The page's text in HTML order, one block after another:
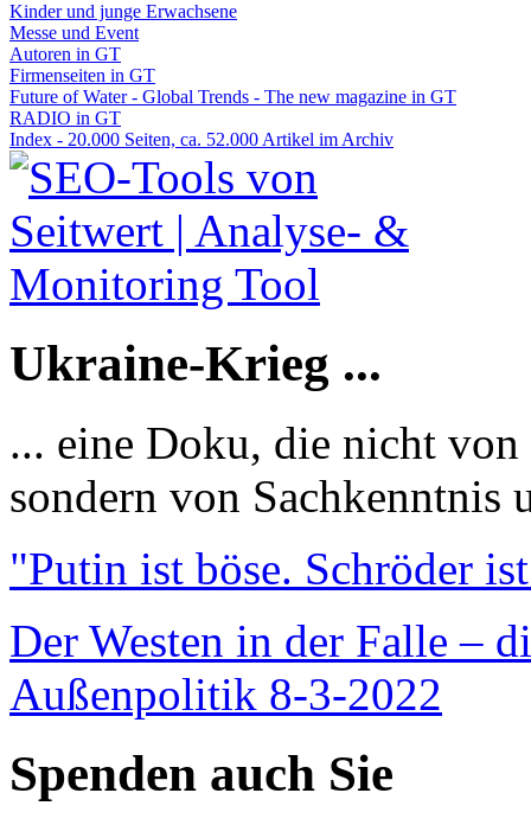
Kinder und junge Erwachsene
Messe und Event
Autoren in GT
Firmenseiten in GT
Future of Water - Global Trends - The new magazine in GT
RADIO in GT
Index - 20.000 Seiten, ca. 52.000 Artikel im Archiv
Ukraine-Krieg ...
... eine Doku, die nicht
sondern von Sachkenntnis
"Putin ist böse. Schröder
Der Westen in der Falle –
Außenpolitik 8-3-2022
Spenden auch Sie